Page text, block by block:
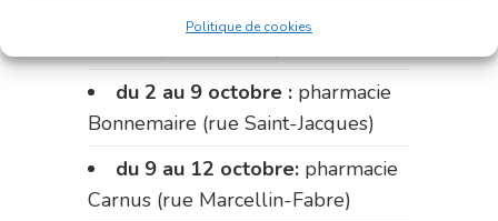
Politique de cookies
pharmacie Charignon-
du 2 au 9 octobre : pharmacie
Bonnemaire (rue Saint-Jacques)
du 9 au 12 octobre: pharmacie
Carnus (rue Marcellin-Fabre)